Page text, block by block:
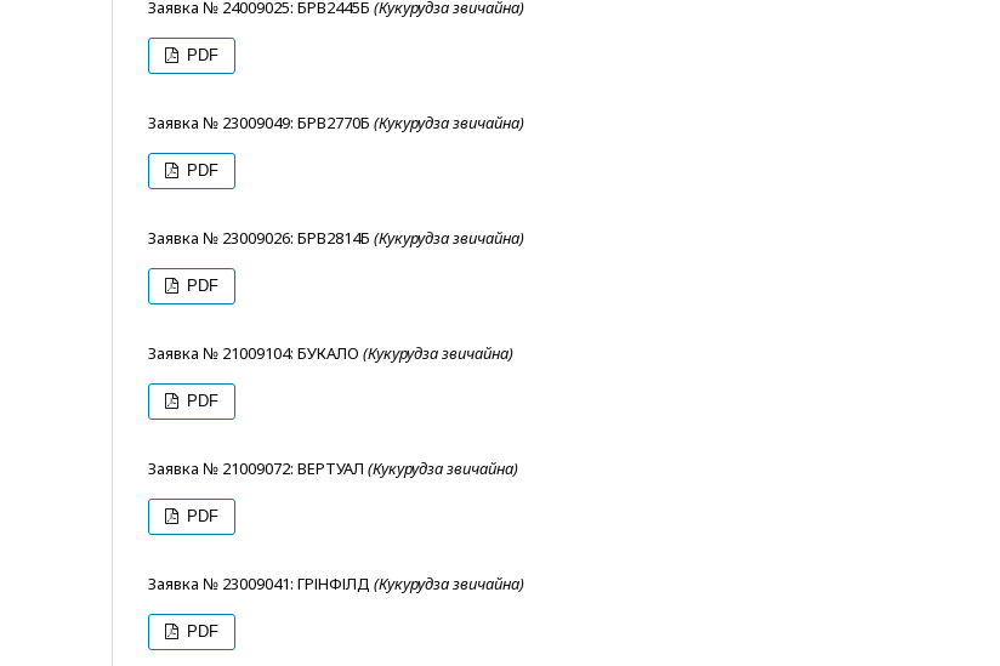
Заявка № 24009025: БРВ2445Б (Кукурудза звичайна)
PDF
Заявка № 23009049: БРВ2770Б (Кукурудза звичайна)
PDF
Заявка № 23009026: БРВ2814Б (Кукурудза звичайна)
PDF
Заявка № 21009104: БУКАЛО (Кукурудза звичайна)
PDF
Заявка № 21009072: ВЕРТУАЛ (Кукурудза звичайна)
PDF
Заявка № 23009041: ГРІНФІЛД (Кукурудза звичайна)
PDF